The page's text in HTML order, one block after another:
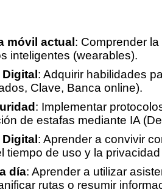
móvil actual: Comprender
inteligentes (wearables).
: Adquirir habilidades
Clave, Banca online).
: Implementar
de estafas mediante IA
: Aprender a convivir
tiempo de uso y la
día: Aprender a utilizar
rutas o resumir